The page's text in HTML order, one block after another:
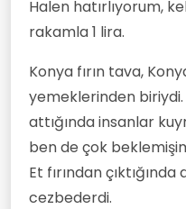
Halen hatırlıyorum,
rakamla 1 lira.
Konya fırın tava,
yemeklerinden biriydi.
attığında insanlar
ben de çok
Et fırından
cezbederdi.